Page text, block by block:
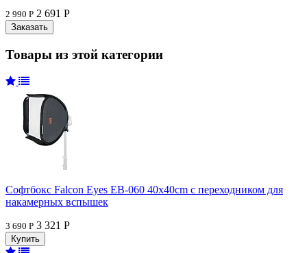
2 990 Р 2 691 Р
Товары из этой категории
Софтбокс Falcon Eyes EB-060 40x40cm с переходником для
накамерных вспышек
3 690 Р 3 321 Р